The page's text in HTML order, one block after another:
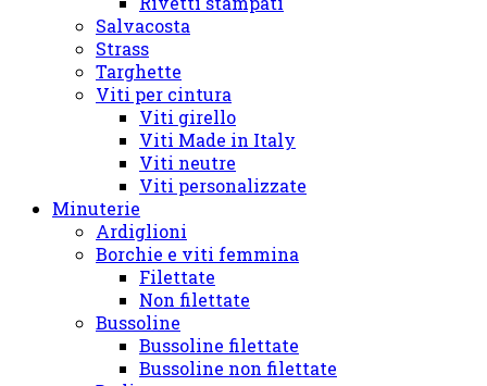
Salvacosta
Strass
Targhette
Viti per cintura
Viti girello
Viti Made in Italy
Viti neutre
Viti personalizzate
Minuterie
Ardiglioni
Borchie e viti femmina
Filettate
Non filettate
Bussoline
Bussoline filettate
Bussoline non filettate